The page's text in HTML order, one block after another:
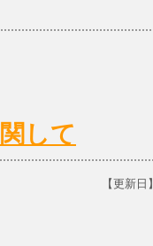
して
【更新